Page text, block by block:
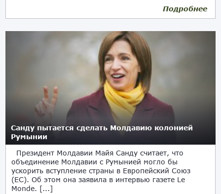
Подробнее
Санду пытается сделать Молдавию колонией
Румынии
Президент Молдавии Майя Санду считает, что
объединение Молдавии с Румынией могло бы
ускорить вступление страны в Европейский Союз
(ЕС). Об этом она заявила в интервью газете Le
Monde. [...]